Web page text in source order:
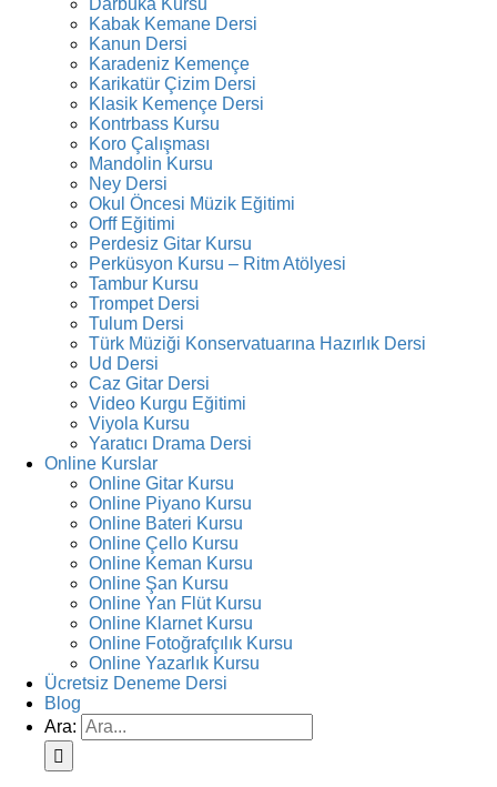
Kabak Kemane Dersi
Kanun Dersi
Karadeniz Kemençe
Karikatür Çizim Dersi
Klasik Kemençe Dersi
Kontrbass Kursu
Koro Çalışması
Mandolin Kursu
Ney Dersi
Okul Öncesi Müzik Eğitimi
Orff Eğitimi
Perdesiz Gitar Kursu
Perküsyon Kursu – Ritm Atölyesi
Tambur Kursu
Trompet Dersi
Tulum Dersi
Türk Müziği Konservatuarına Hazırlık Dersi
Ud Dersi
Caz Gitar Dersi
Video Kurgu Eğitimi
Viyola Kursu
Yaratıcı Drama Dersi
Online Kurslar
Online Gitar Kursu
Online Piyano Kursu
Online Bateri Kursu
Online Çello Kursu
Online Keman Kursu
Online Şan Kursu
Online Yan Flüt Kursu
Online Klarnet Kursu
Online Fotoğrafçılık Kursu
Online Yazarlık Kursu
Ücretsiz Deneme Dersi
Blog
Ara: